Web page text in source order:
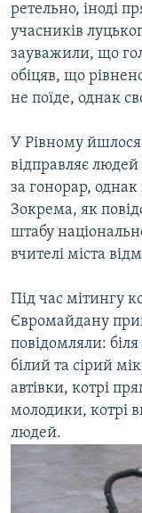
ретельно, іноді
учасників
зауважили, що
обіцяв, що
не поїде, однак
У Рівному йшлося
відправляє
за гонорар, однак
Зокрема, як
штабу
вчителі міста
Під час мітингу
Євромайдану
повідомляли:
білий та сірий
автівки, котрі
молодики, котрі
людей.